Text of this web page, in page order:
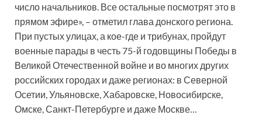
число начальников. Все остальные посмотрят это в
прямом эфире», – отметил глава донского региона.
При пустых улицах, а кое-где и трибунах, пройдут
военные парады в честь 75-й годовщины Победы в
Великой Отечественной войне и во многих других
российских городах и даже регионах: в Северной
Осетии, Ульяновске, Хабаровске, Новосибирске,
Омске, Санкт-Петербурге и даже Москве…